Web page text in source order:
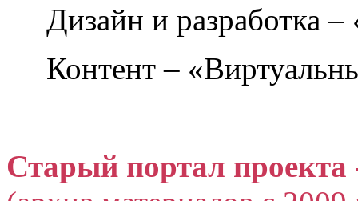
Дизайн и разработка
Контент –
Старый портал